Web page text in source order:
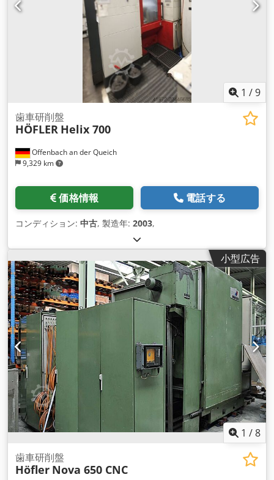
1 /9
Offenbach an der Queich
9,329 km
歯車研削盤
HÖFLER Helix 700
価格情報 電話する
コンディション: 中古, 製造年: 2003,
小型広告
1 /8
歯車研削盤
Höfler Nova 650 CNC